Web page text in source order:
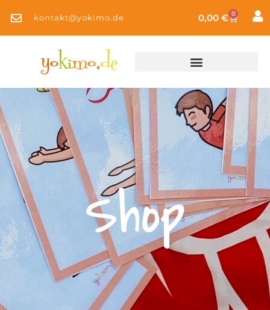
kontakt@yokimo.de 0,00 € 0
Shop